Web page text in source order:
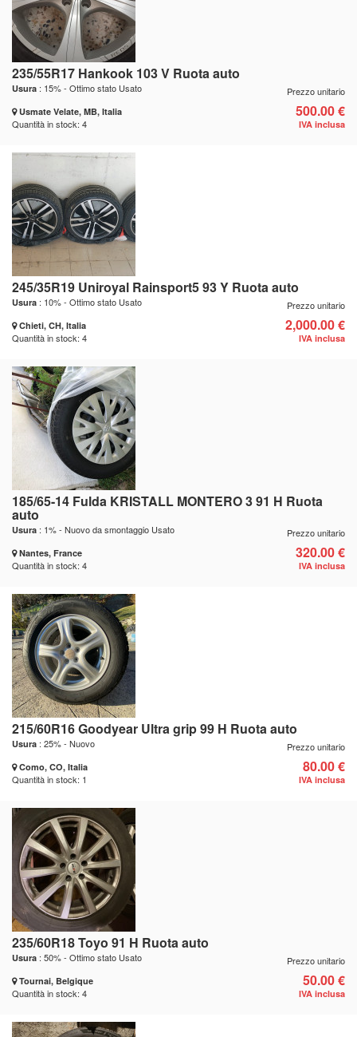
235/55R17 Hankook 103 V Ruota auto
Usura : 15% - Ottimo stato Usato
Usmate Velate, MB, Italia
Quantità in stock: 4
Prezzo unitario
500.00 €
IVA inclusa
245/35R19 Uniroyal Rainsport5 93 Y Ruota auto
Usura : 10% - Ottimo stato Usato
Chieti, CH, Italia
Quantità in stock: 4
Prezzo unitario
2,000.00 €
IVA inclusa
185/65-14 Fulda KRISTALL MONTERO 3 91 H Ruota
auto
Usura : 1% - Nuovo da smontaggio Usato
Nantes, France
Quantità in stock: 4
Prezzo unitario
320.00 €
IVA inclusa
215/60R16 Goodyear Ultra grip 99 H Ruota auto
Usura : 25% - Nuovo
Como, CO, Italia
Quantità in stock: 1
Prezzo unitario
80.00 €
IVA inclusa
235/60R18 Toyo 91 H Ruota auto
Usura : 50% - Ottimo stato Usato
Tournai, Belgique
Quantità in stock: 4
Prezzo unitario
50.00 €
IVA inclusa